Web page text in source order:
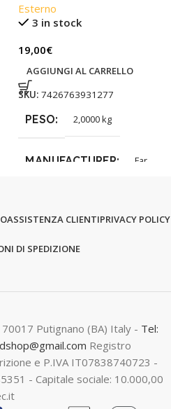
Esterno
3 in stock
19,00€
AGGIUNGI AL CARRELLO
SKU: 7426763931277
PESO 2,0000 kg
MANUFACTURER Far
ASSISTENZA CLIENTIPRIVACY POLICY
DI SPEDIZIONE
70017 Putignano (BA) Italy - Tel:
Registro
e P.IVA IT07838740723 -
- Capitale sociale: 10.000,00